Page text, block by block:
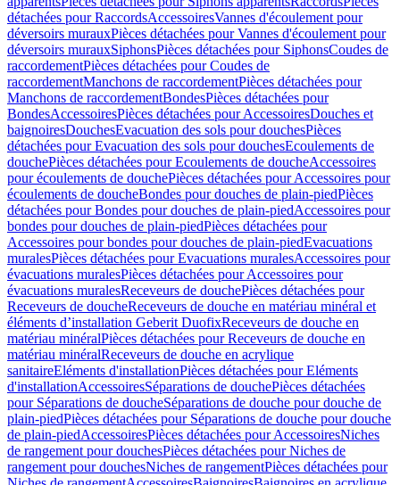
détachées pour RaccordsAccessoiresVannes d'écoulement pour
déversoirs murauxPièces détachées pour Vannes d'écoulement pour
déversoirs murauxSiphonsPièces détachées pour SiphonsCoudes de
raccordementPièces détachées pour Coudes de
raccordementManchons de raccordementPièces détachées pour
Manchons de raccordementBondesPièces détachées pour
BondesAccessoiresPièces détachées pour AccessoiresDouches et
baignoiresDouchesEvacuation des sols pour douchesPièces
détachées pour Evacuation des sols pour douchesEcoulements de
douchePièces détachées pour Ecoulements de doucheAccessoires
pour écoulements de douchePièces détachées pour Accessoires pour
écoulements de doucheBondes pour douches de plain-piedPièces
détachées pour Bondes pour douches de plain-piedAccessoires pour
bondes pour douches de plain-piedPièces détachées pour
Accessoires pour bondes pour douches de plain-piedEvacuations
muralesPièces détachées pour Evacuations muralesAccessoires pour
évacuations muralesPièces détachées pour Accessoires pour
évacuations muralesReceveurs de douchePièces détachées pour
Receveurs de doucheReceveurs de douche en matériau minéral et
éléments d’installation Geberit DuofixReceveurs de douche en
matériau minéralPièces détachées pour Receveurs de douche en
matériau minéralReceveurs de douche en acrylique
sanitaireEléments d'installationPièces détachées pour Eléments
d'installationAccessoiresSéparations de douchePièces détachées
pour Séparations de doucheSéparations de douche pour douche de
plain-piedPièces détachées pour Séparations de douche pour douche
de plain-piedAccessoiresPièces détachées pour AccessoiresNiches
de rangement pour douchesPièces détachées pour Niches de
rangement pour douchesNiches de rangementPièces détachées pour